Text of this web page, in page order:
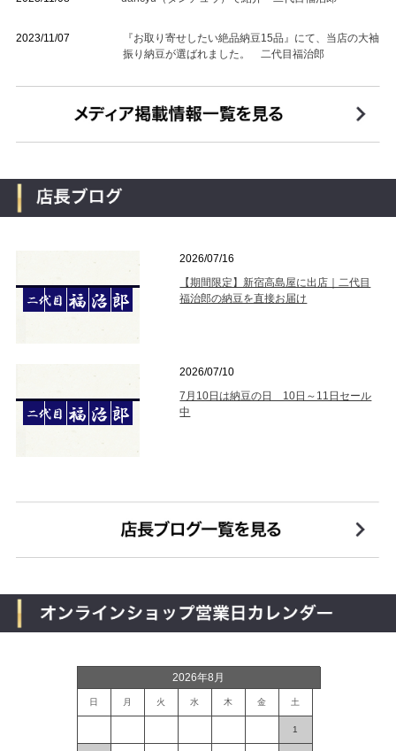
2023/11/07
『お取り寄せしたい絶品納豆15品』にて、当店の大袖
振り納豆が選ばれました。 二代目福治郎
2026/07/16
【期間限定】新宿高島屋に出店｜二代目
福治郎の納豆を直接お届け
2026/07/10
7月10日は納豆の日 10日～11日セール
中
2026年8月
日 月 火 水 木 金 土
1